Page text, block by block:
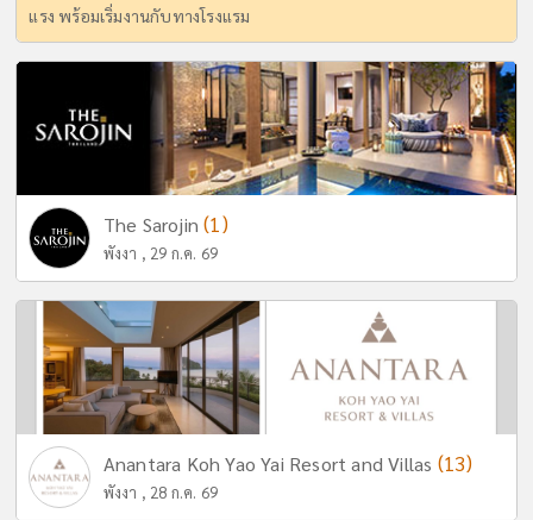
แรง พร้อมเริ่มงานกับทางโรงแรม
The Sarojin(1)
พังงา , 29 ก.ค. 69
Anantara Koh Yao Yai Resort and Villas (13)
พังงา , 28 ก.ค. 69